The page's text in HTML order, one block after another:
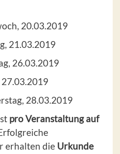
20.03.2019
21.03.2019
26.03.2019
28.03.2019
pro Veranstaltung auf
erhalten die Urkunde